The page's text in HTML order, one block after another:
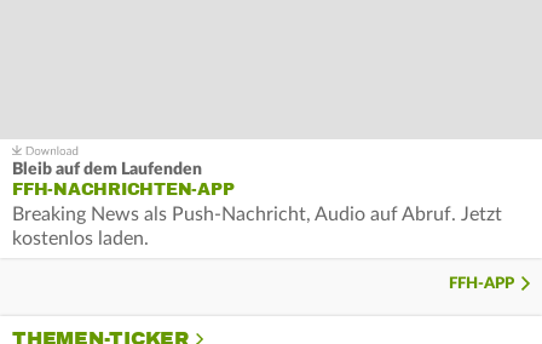
Bleib auf dem Laufenden
FFH-NACHRICHTEN-APP
Breaking News als Push-Nachricht, Audio auf Abruf. Jetzt
kostenlos laden.
FFH-APP